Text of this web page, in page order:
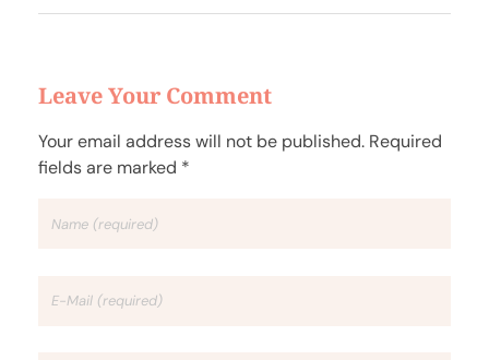
Leave Your Comment
Your email address will not be published. Required
fields are marked *